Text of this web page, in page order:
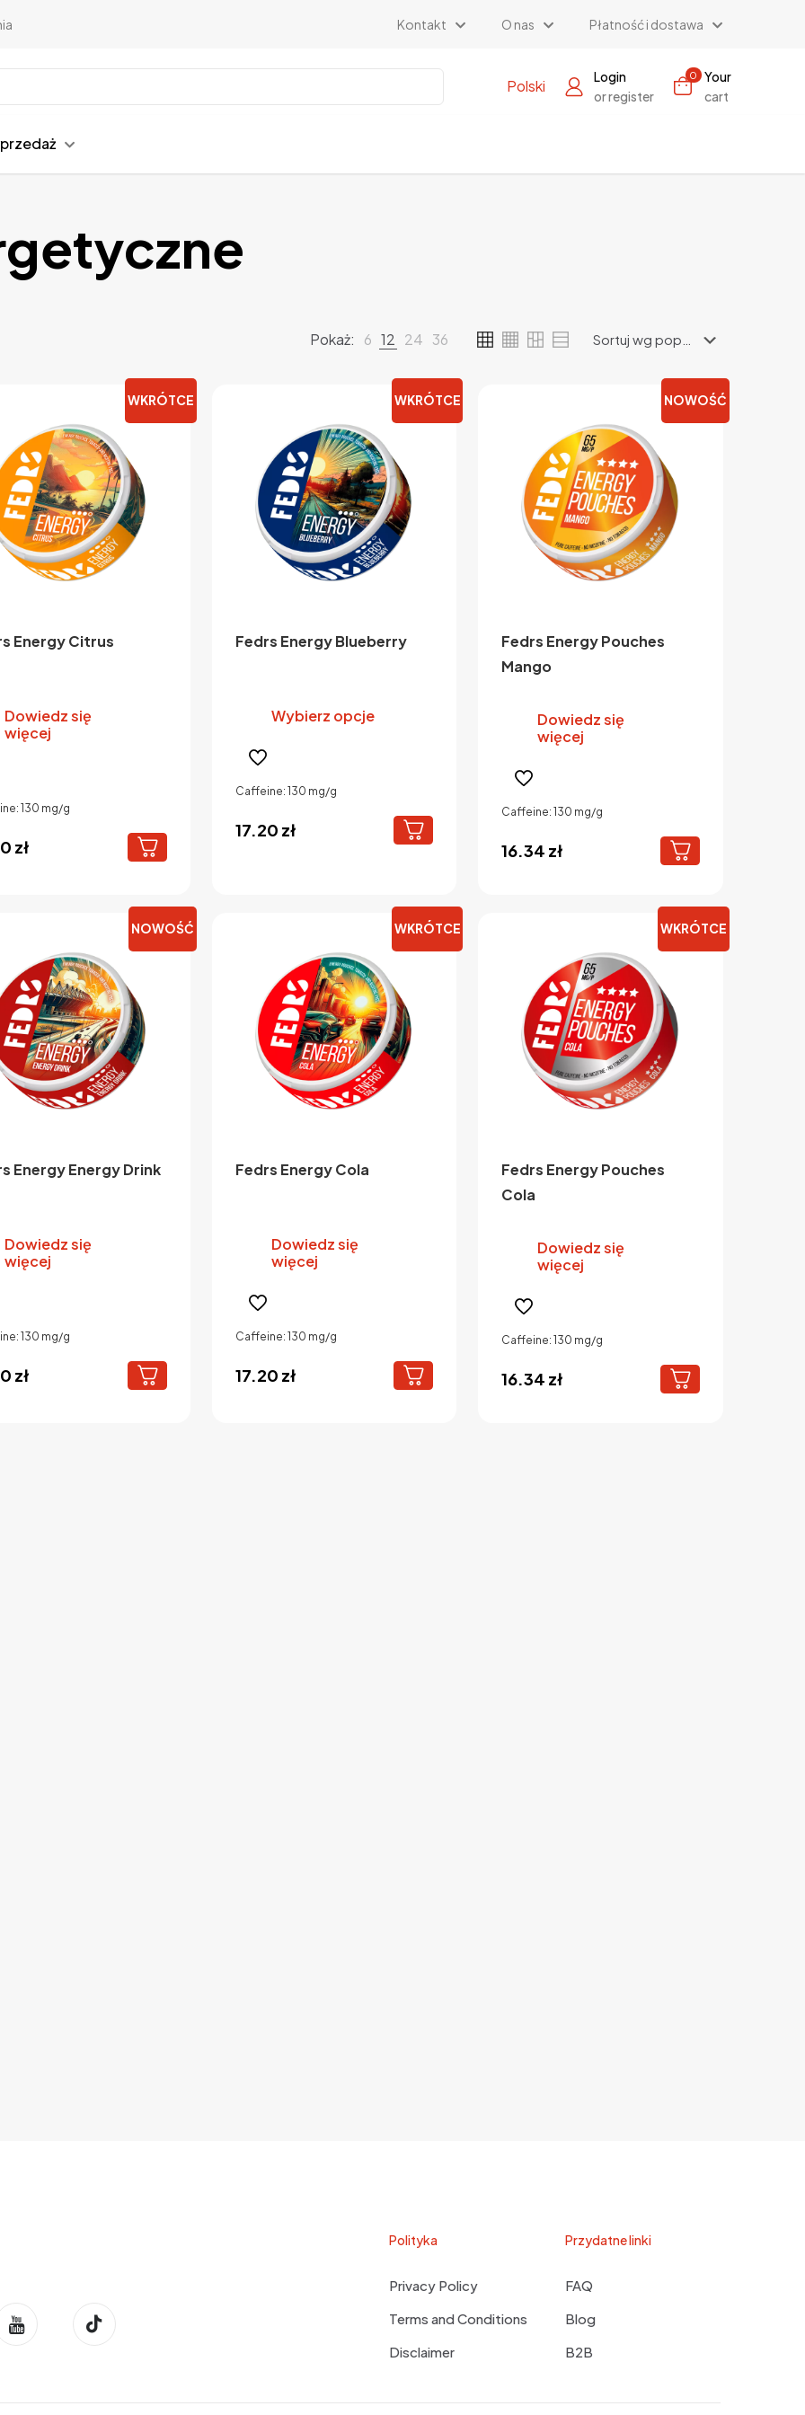
Kontakt O nas Płatność i dostawa
Polski
Login
or register
0
Your
cart
Pokaż: 6 12 24 36
WKRÓTCE
Energy Citrus
Dowiedz się
więcej
130 mg/g
zł
WKRÓTCE
Fedrs Energy Blueberry
Wybierz opcje
można
wybrać
produktu
Caffeine: 130 mg/g
17.20 zł
NOWOŚĆ
Fedrs Energy Pouches
Mango
Dowiedz się
więcej
Caffeine: 130 mg/g
16.34 zł
NOWOŚĆ
Energy Energy Drink
Dowiedz się
więcej
130 mg/g
zł
WKRÓTCE
Fedrs Energy Cola
Dowiedz się
więcej
Caffeine: 130 mg/g
17.20 zł
WKRÓTCE
Fedrs Energy Pouches
Cola
Dowiedz się
więcej
Caffeine: 130 mg/g
16.34 zł
Polityka
Privacy Policy
Terms and Conditions
Disclaimer
Przydatne linki
FAQ
Blog
B2B